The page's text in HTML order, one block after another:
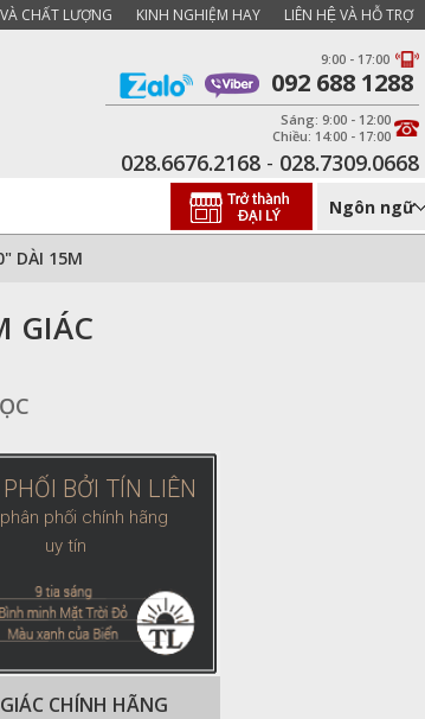
CHẤT LƯỢNG KINH NGHIỆM HAY LIÊN HỆ VÀ HỖ TRỢ
9:00 - 17:00
092 688 1288
Sáng: 9:00 - 12:00
Chiều: 14:00 - 17:00
028.7309.0668
-
028.6676.2168
Ngôn ngữ
DÀI 15M
GIÁC
BỞI TÍN LIÊN
phối chính hãng
uy tín
CHÍNH HÃNG